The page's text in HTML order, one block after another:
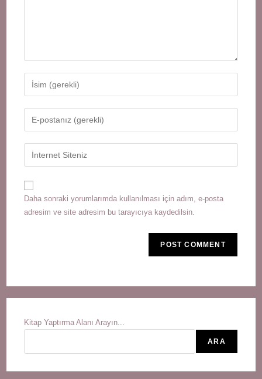
Enter
your
name
comment
Enter
your
email
address
comment
Enter
your
website
URL
(optional)
Daha sonraki yorumlarımda kullanılması için adım, e-posta
adresim ve site adresim bu tarayıcıya kaydedilsin.
Kitap Yaptırma Alanı Arayın...
ARA